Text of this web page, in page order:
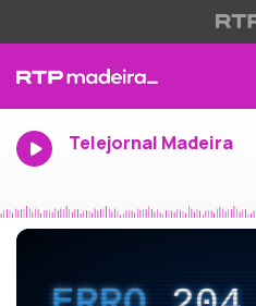
Telejornal Madeira